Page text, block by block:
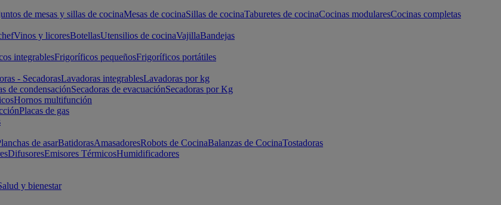
de mesas y sillas de cocinaMesas de cocinaSillas de cocinaTaburetes de cocinaCocinas modularesCocinas completas
Vinos y licoresBotellasUtensilios de cocinaVajillaBandejas
integrablesFrigoríficos pequeñosFrigoríficos portátiles
- SecadorasLavadoras integrablesLavadoras por kg
de condensaciónSecadoras de evacuaciónSecadoras por Kg
Hornos multifunción
Placas de gas
de asarBatidorasAmasadoresRobots de CocinaBalanzas de CocinaTostadoras
DifusoresEmisores TérmicosHumidificadores
y bienestar